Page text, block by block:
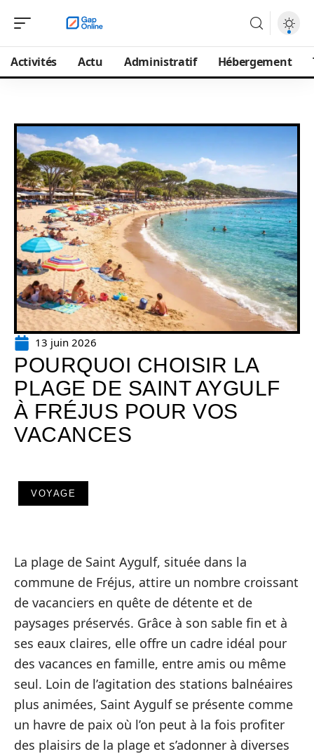
Activités Actu Administratif Hébergement
13 juin 2026
POURQUOI CHOISIR LA
PLAGE DE SAINT AYGULF
À FRÉJUS POUR VOS
VACANCES
VOYAGE
La plage de Saint Aygulf, située dans la
commune de Fréjus, attire un nombre croissant
de vacanciers en quête de détente et de
paysages préservés. Grâce à son sable fin et à
ses eaux claires, elle offre un cadre idéal pour
des vacances en famille, entre amis ou même
seul. Loin de l’agitation des stations balnéaires
plus animées, Saint Aygulf se présente comme
un havre de paix où l’on peut à la fois profiter
des plaisirs de la plage et s’adonner à diverses